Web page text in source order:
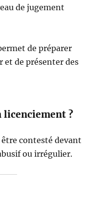
de jugement
de préparer
et de présenter des
licenciement ?
contesté devant
ou irrégulier.